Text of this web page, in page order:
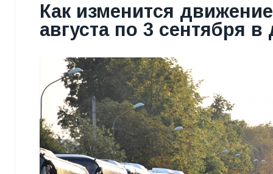
Как изменится
августа по 3 сентября